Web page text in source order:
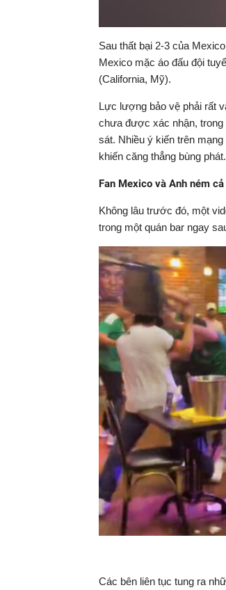
Sau thất bại 2-3 của
Mexico mặc áo đấu đội
(California, Mỹ).
Lực lượng bảo vệ phải rất
chưa được xác nhận,
sát. Nhiều ý kiến trên
khiến căng thẳng bùng phát.
Fan Mexico và Anh ném
Không lâu trước đó, một
trong một quán bar ngay
Các bên liên tục tung ra